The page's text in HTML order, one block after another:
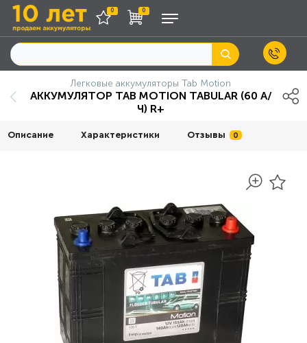
0 0
Легковые аккумуляторы Tab Motion
АККУМУЛЯТОР TAB MOTION TABULAR (60 А/
Ч) R+
Описание Характеристики Отзывы 0